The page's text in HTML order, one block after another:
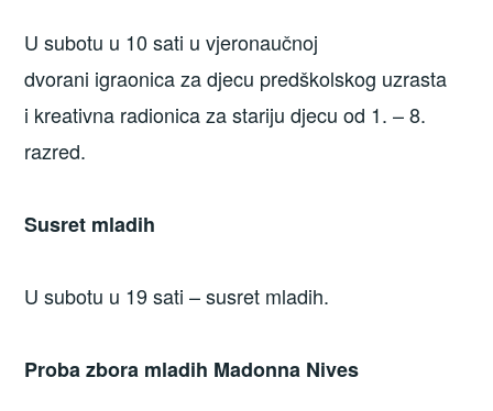
U subotu u 10 sati u vjeronaučnoj
dvorani igraonica za djecu predškolskog uzrasta
i kreativna radionica za stariju djecu od 1. – 8.
razred.
Susret mladih
U subotu u 19 sati – susret mladih.
Proba zbora mladih Madonna Nives